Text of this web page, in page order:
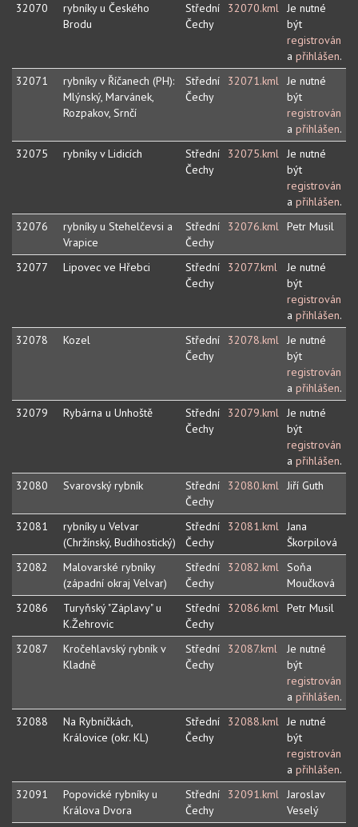
32070
rybníky u Českého
Brodu
Střední
Čechy
32070.kml Je nutné
být
registrován
a přihlášen.
32071
rybníky v Říčanech (PH):
Mlýnský, Marvánek,
Rozpakov, Srnčí
Střední
Čechy
32071.kml Je nutné
být
registrován
a přihlášen.
32075
rybníky v Lidicích
Střední
Čechy
32075.kml Je nutné
být
registrován
a přihlášen.
32076
rybníky u Stehelčevsi a
Vrapice
Střední
Čechy
32076.kml Petr Musil
32077 Lipovec ve Hřebci
Střední
Čechy
32077.kml
Je nutné
být
registrován
a přihlášen.
32078
Kozel
Střední
Čechy
32078.kml Je nutné
být
registrován
a přihlášen.
32079
Rybárna u Unhoště
Střední
Čechy
32079.kml Je nutné
být
registrován
a přihlášen.
32080
Svarovský rybník
Střední
Čechy
32080.kml Jiří Guth
32081
rybníky u Velvar
(Chržínský, Budihostický)
Střední
Čechy
32081.kml Jana
Škorpilová
32082
Malovarské rybníky
(západní okraj Velvar)
Střední
Čechy
32082.kml Soňa
Moučková
32086
Turyňský "Záplavy" u
K.Žehrovic
Střední
Čechy
32086.kml Petr Musil
32087
Kročehlavský rybník v
Kladně
Střední
Čechy
32087.kml
Je nutné
být
registrován
a přihlášen.
32088
Na Rybníčkách,
Královice (okr. KL)
Střední
Čechy
32088.kml Je nutné
být
registrován
a přihlášen.
32091
Popovické rybníky u
Králova Dvora
Střední
Čechy
32091.kml Jaroslav
Veselý